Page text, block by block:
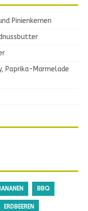
Pinienkernen
Paprika-Marmelade
BBQ
ERDBEEREN